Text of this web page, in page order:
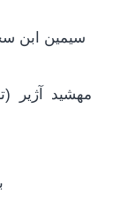
(سیمین ابن